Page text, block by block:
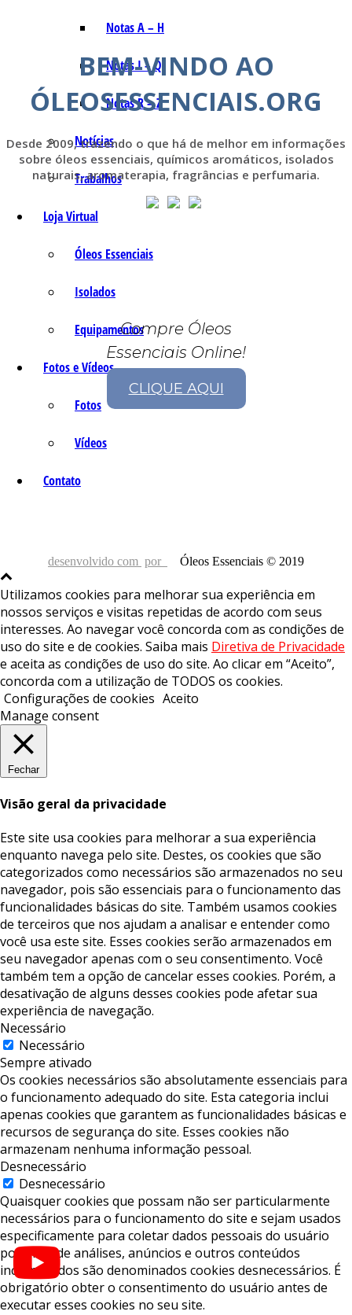
Notas A – H
Notas I – Q
Notas R – Z
Notícias
Trabalhos
Loja Virtual
Óleos Essenciais
Isolados
Equipamentos
Fotos e Vídeos
Fotos
Vídeos
Contato
BEM-VINDO AO
ÓLEOSESSENCIAIS.ORG
Desde 2009, trazendo o que há de melhor em informações
sobre óleos essenciais, químicos aromáticos, isolados
naturais, aromaterapia, fragrâncias e perfumaria.
Compre Óleos
Essenciais Online!
CLIQUE AQUI
desenvolvido com por Óleos Essenciais © 2019
Utilizamos cookies para melhorar sua experiência em
nossos serviços e visitas repetidas de acordo com seus
interesses. Ao navegar você concorda com as condições de
uso do site e de cookies. Saiba mais Diretiva de Privacidade
e aceita as condições de uso do site. Ao clicar em “Aceito”,
concorda com a utilização de TODOS os cookies.
Configurações de cookies Aceito
Manage consent
Fechar
Visão geral da privacidade
Este site usa cookies para melhorar a sua experiência
enquanto navega pelo site. Destes, os cookies que são
categorizados como necessários são armazenados no seu
navegador, pois são essenciais para o funcionamento das
funcionalidades básicas do site. Também usamos cookies
de terceiros que nos ajudam a analisar e entender como
você usa este site. Esses cookies serão armazenados em
seu navegador apenas com o seu consentimento. Você
também tem a opção de cancelar esses cookies. Porém, a
desativação de alguns desses cookies pode afetar sua
experiência de navegação.
Necessário
Necessário
Sempre ativado
Os cookies necessários são absolutamente essenciais para
o funcionamento adequado do site. Esta categoria inclui
apenas cookies que garantem as funcionalidades básicas e
recursos de segurança do site. Esses cookies não
armazenam nenhuma informação pessoal.
Desnecessário
Desnecessário
Quaisquer cookies que possam não ser particularmente
necessários para o funcionamento do site e sejam usados ​​
especificamente para coletar dados pessoais do usuário
por meio de análises, anúncios e outros conteúdos
incorporados são denominados cookies desnecessários. É
obrigatório obter o consentimento do usuário antes de
executar esses cookies no seu site.